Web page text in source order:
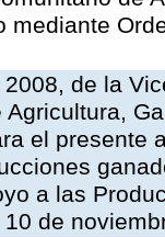
mediante
de la
el presente
a las
de